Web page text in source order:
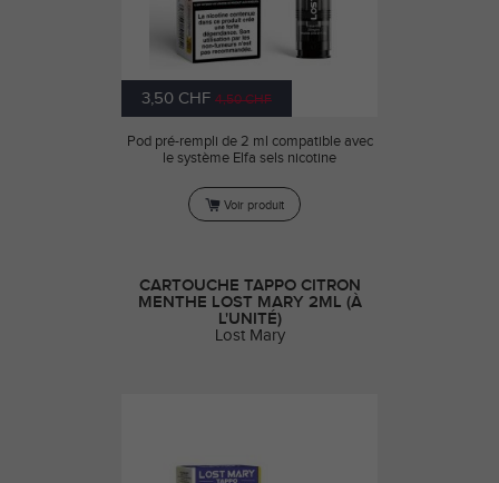
3,50 CHF 4,50 CHF
Pod pré-rempli de 2 ml compatible avec
le système Elfa sels nicotine
Voir produit
CARTOUCHE TAPPO CITRON
MENTHE LOST MARY 2ML (À
L'UNITÉ)
Lost Mary